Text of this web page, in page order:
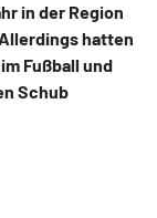
in der Region
hatten
Fußball und
Schub